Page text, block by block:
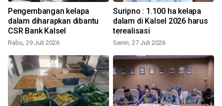
Pengembangan kelapa
dalam diharapkan dibantu
CSR Bank Kalsel
Rabu, 29 Juli 2026
Suripno : 1.100 ha kelapa
dalam di Kalsel 2026 harus
terealisasi
Senin, 27 Juli 2026